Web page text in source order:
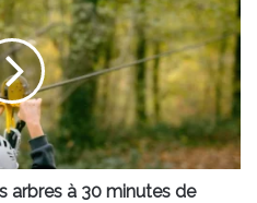
arbres à 30 minutes de